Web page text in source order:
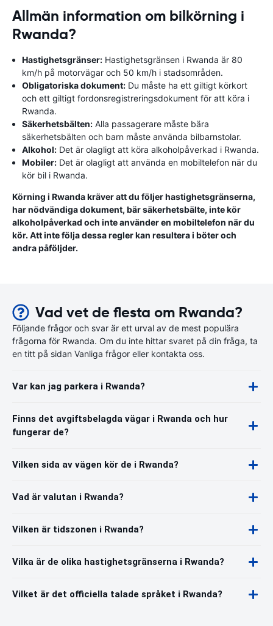
Allmän information om bilkörning i
Rwanda?
Hastighetsgränser: Hastighetsgränsen i Rwanda är 80
km/h på motorvägar och 50 km/h i stadsområden.
Obligatoriska dokument: Du måste ha ett giltigt körkort
och ett giltigt fordonsregistreringsdokument för att köra i
Rwanda.
Säkerhetsbälten: Alla passagerare måste bära
säkerhetsbälten och barn måste använda bilbarnstolar.
Alkohol: Det är olagligt att köra alkoholpåverkad i Rwanda.
Mobiler: Det är olagligt att använda en mobiltelefon när du
kör bil i Rwanda.
Körning i Rwanda kräver att du följer hastighetsgränserna,
har nödvändiga dokument, bär säkerhetsbälte, inte kör
alkoholpåverkad och inte använder en mobiltelefon när du
kör. Att inte följa dessa regler kan resultera i böter och
andra påföljder.
Vad vet de flesta om Rwanda?
Följande frågor och svar är ett urval av de mest populära
frågorna för Rwanda. Om du inte hittar svaret på din fråga, ta
en titt på sidan Vanliga frågor eller kontakta oss.
Var kan jag parkera i Rwanda?
Finns det avgiftsbelagda vägar i Rwanda och hur
fungerar de?
Vilken sida av vägen kör de i Rwanda?
Vad är valutan i Rwanda?
Vilken är tidszonen i Rwanda?
Vilka är de olika hastighetsgränserna i Rwanda?
Vilket är det officiella talade språket i Rwanda?